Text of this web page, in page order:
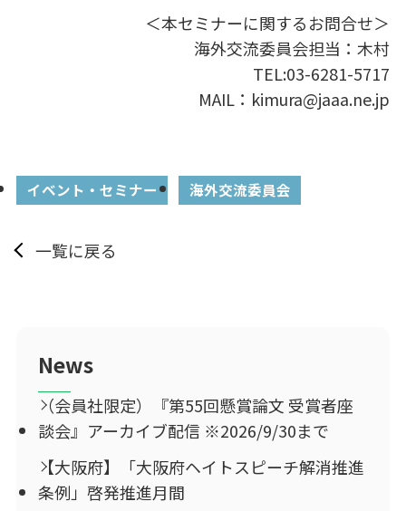
＜本セミナーに関するお問合せ＞
海外交流委員会担当：木村
TEL:03-6281-5717
MAIL： kimura@jaaa.ne.jp
イベント・セミナー 海外交流委員会
一覧に戻る
News
（会員社限定）『第55回懸賞論文 受賞者座
談会』アーカイブ配信 ※2026/9/30まで
【大阪府】「大阪府ヘイトスピーチ解消推進
条例」啓発推進月間